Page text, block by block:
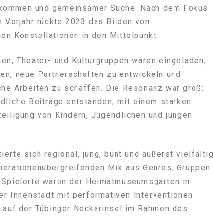
und gemeinsamer Suche. Nach dem Fokus
Vorjahr rückte 2023 das Bilden von
Konstellationen in den Mittelpunkt.
Theater- und Kulturgruppen waren eingeladen,
neue Partnerschaften zu entwickeln und
Arbeiten zu schaffen. Die Resonanz war groß:
Beiträge entstanden, mit einem starken
von Kindern, Jugendlichen und jungen
sich regional, jung, bunt und äußerst vielfältig
Mix aus Genres, Gruppen
waren der Heimatmuseumsgarten in
Innenstadt mit performativen Interventionen
der Tübinger Neckarinsel im Rahmen des